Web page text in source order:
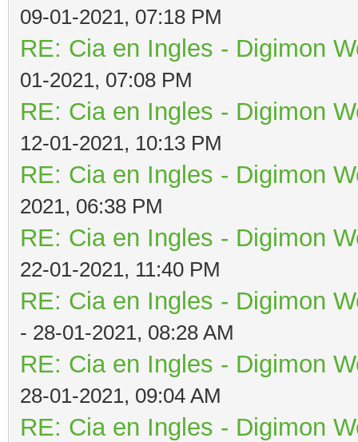
09-01-2021, 07:18 PM
RE: Cia en Ingles - Digimon
01-2021, 07:08 PM
RE: Cia en Ingles - Digimon
12-01-2021, 10:13 PM
RE: Cia en Ingles - Digimon
2021, 06:38 PM
RE: Cia en Ingles - Digimon
22-01-2021, 11:40 PM
RE: Cia en Ingles - Digimon
- 28-01-2021, 08:28 AM
RE: Cia en Ingles - Digimon
28-01-2021, 09:04 AM
RE: Cia en Ingles - Digimon